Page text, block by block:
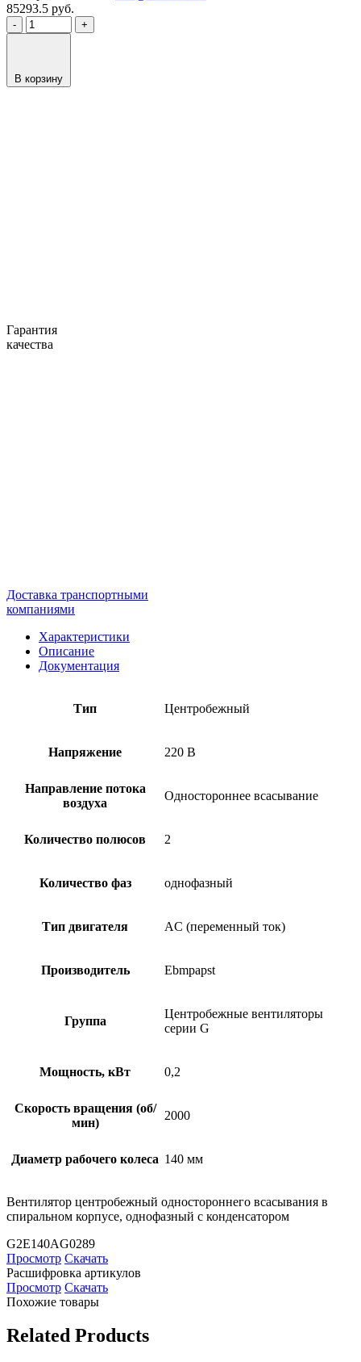
85293.5 руб.
- +
В корзину
Гарантия
качества
Доставка транспортными
компаниями
Характеристики
Описание
Документация
Тип Центробежный
Напряжение 220 В
Направление потока
воздуха
Одностороннее всасывание
Количество полюсов 2
Количество фаз однофазный
Тип двигателя AC (переменный ток)
Производитель Ebmpapst
Группа
Центробежные вентиляторы
серии G
Мощность, кВт 0,2
Скорость вращения (об/
мин)
2000
Диаметр рабочего колеса 140 мм
Вентилятор центробежный одностороннего всасывания в
спиральном корпусе, однофазный с конденсатором
G2E140AG0289
Просмотр Скачать
Расшифровка артикулов
Просмотр Скачать
Похожие товары
Related Products